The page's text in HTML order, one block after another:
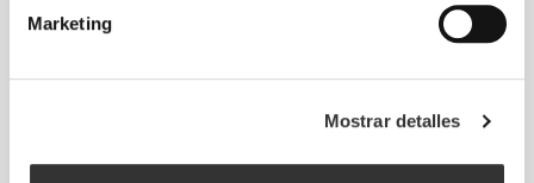
Marketing
Mostrar detalles
avanzados, diseñadas para cumplir altos